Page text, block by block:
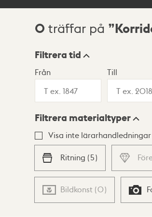
Sökresultat
0 träffar på
Visningsläge
Lista Karta
Filtrera tid
Från Till
Filtrera materialtyper
Visa inte lärarhandledningar
Ritning (5)
Bildkonst (0)